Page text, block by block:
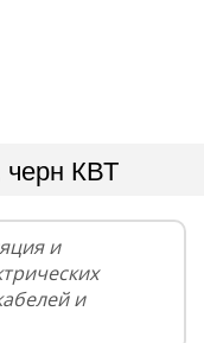
КВТ
и
и